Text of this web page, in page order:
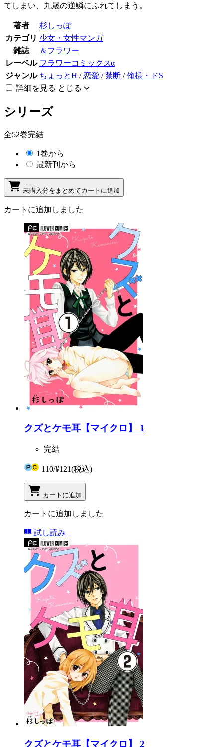
てしまい、九晟の逆鱗にふれてしまう。
著者
杉しっぽ
カテゴリ 少女・女性マンガ
雑誌
＆フラワー
レーベル フラワーコミックスα
ジャンル ちょっとH /恋愛 /禁断 /俺様・ドS
詳細を見る とじる
シリーズ
全52巻完結
1巻から
最新刊から
未購入分をまとめてカートに追加
カートに追加しました
クズとケモ耳【マイクロ】 1
完結
110/¥121(税込)
カートに追加
カートに追加しました
試し読み
クズとケモ耳【マイクロ】 2